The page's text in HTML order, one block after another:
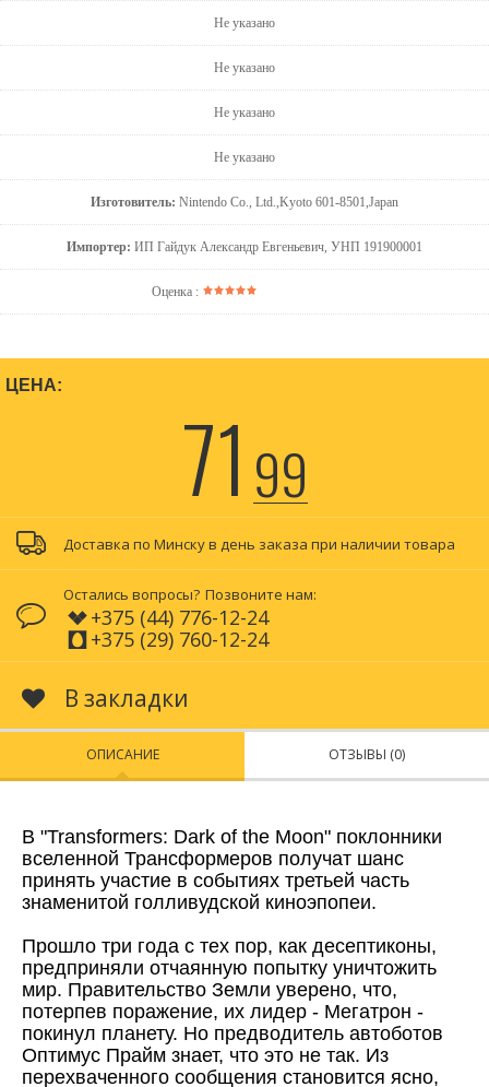
Не указано
Не указано
Не указано
Не указано
Изготовитель: Nintendo Co., Ltd.,Kyoto 601-8501,Japan
Импортер: ИП Гайдук Александр Евгеньевич, УНП 191900001
Оценка :
ЦЕНА:
71 99
Доставка по Минску в день заказа при наличии товара
Остались вопросы? Позвоните нам:
+375 (44) 776-12-24
+375 (29) 760-12-24
В закладки
ОПИСАНИЕ ОТЗЫВЫ (0)
В "Transformers: Dark of the Moon" поклонники
вселенной Трансформеров получат шанс
принять участие в событиях третьей часть
знаменитой голливудской киноэпопеи.
Прошло три года с тех пор, как десептиконы,
предприняли отчаянную попытку уничтожить
мир. Правительство Земли уверено, что,
потерпев поражение, их лидер - Мегатрон -
покинул планету. Но предводитель автоботов
Оптимус Прайм знает, что это не так. Из
перехваченного сообщения становится ясно,